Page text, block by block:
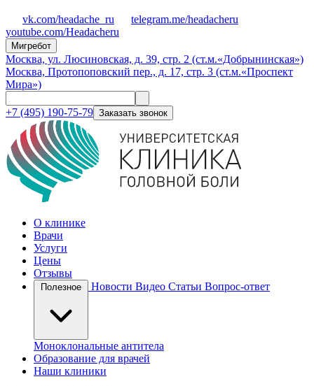
vk.com/headache_ru
telegram.me/headacheru
youtube.com/Headacheru
Мигребот
Москва, ул. Люсиновская, д. 39, стр. 2 (ст.м.«Добрынинская»)
Москва, Протопоповский пер., д. 17, стр. 3 (ст.м.«Проспект
Мира»)
+7 (495) 190-75-79 Заказать звонок
О клинике
Врачи
Услуги
Цены
Отзывы
Новости Видео Статьи Вопрос-ответ
Моноклональные антитела
Образование для врачей
Наши клиники